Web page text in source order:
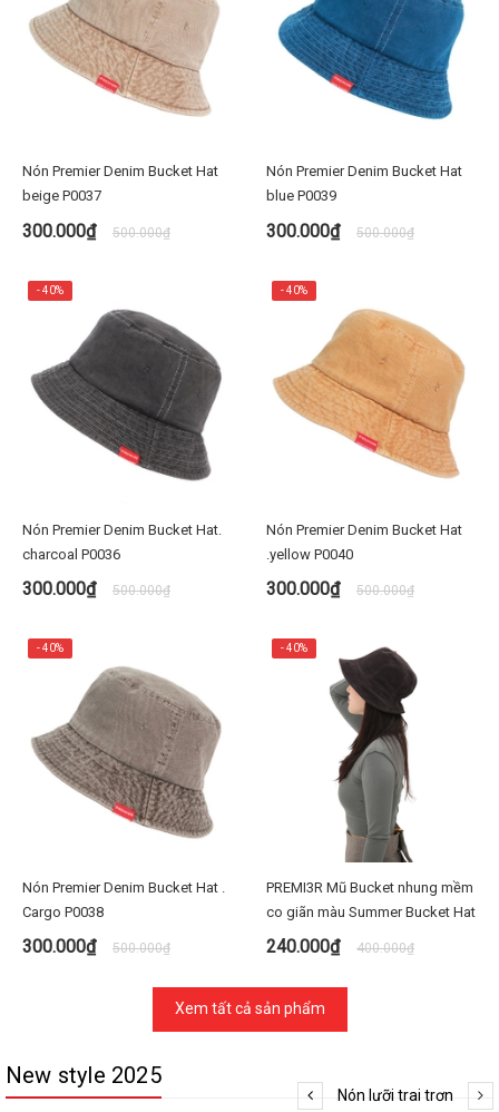
Nón Premier Denim Bucket Hat
beige P0037
300.000₫ 500.000₫
Nón Premier Denim Bucket Hat
blue P0039
300.000₫ 500.000₫
- 40%
Nón Premier Denim Bucket Hat.
charcoal P0036
300.000₫ 500.000₫
- 40%
Nón Premier Denim Bucket Hat
.yellow P0040
300.000₫ 500.000₫
- 40%
Nón Premier Denim Bucket Hat .
Cargo P0038
300.000₫ 500.000₫
- 40%
PREMI3R Mũ Bucket nhung mềm
co giãn màu Summer Bucket Hat
240.000₫ 400.000₫
Xem tất cả sản phẩm
New style 2025
Nón lưỡi trai trơn